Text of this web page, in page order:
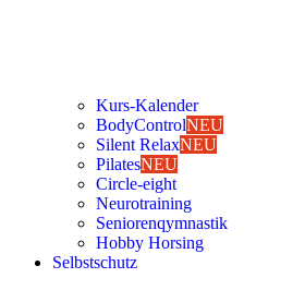
Kurs-Kalen­­der
Body­Con­trolNEU
Silent RelaxNEU
Pila­tesNEU
Cir­cle-eight
Neu­ro­trai­ning
Senio­ren­qym­nas­tik
Hob­by Hor­sing
Selbst­schutz